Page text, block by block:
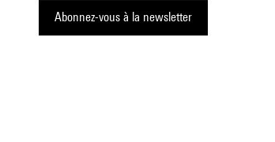
Abonnez-vous à la newsletter